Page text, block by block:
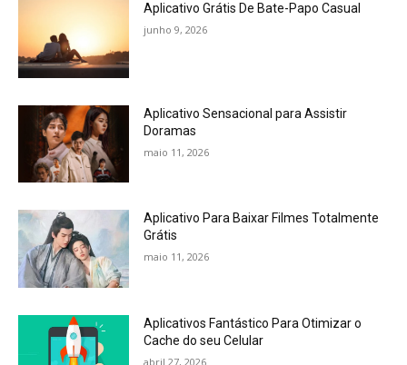
Aplicativo Grátis De Bate-Papo Casual
junho 9, 2026
Aplicativo Sensacional para Assistir
Doramas
maio 11, 2026
Aplicativo Para Baixar Filmes Totalmente
Grátis
maio 11, 2026
Aplicativos Fantástico Para Otimizar o
Cache do seu Celular
abril 27, 2026